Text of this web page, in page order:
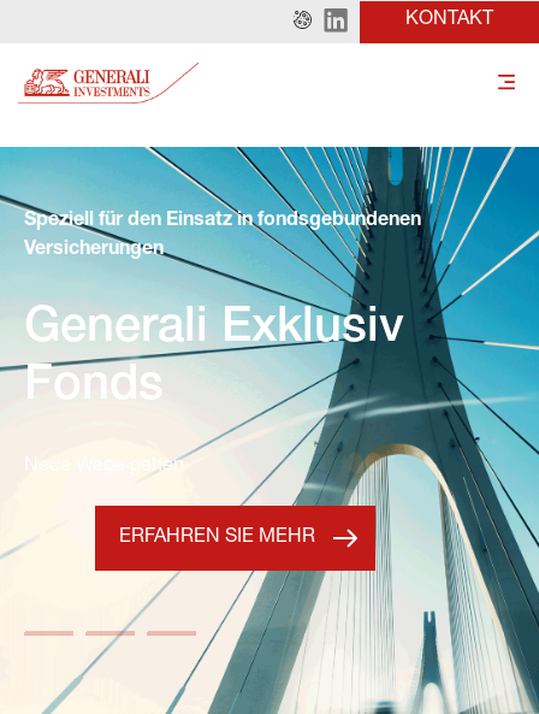
KONTAKT
Speziell für den Einsatz in fondsgebundenen
Versicherungen
Generali Exklusiv
Fonds
Neue Wege gehen
ERFAHREN SIE MEHR